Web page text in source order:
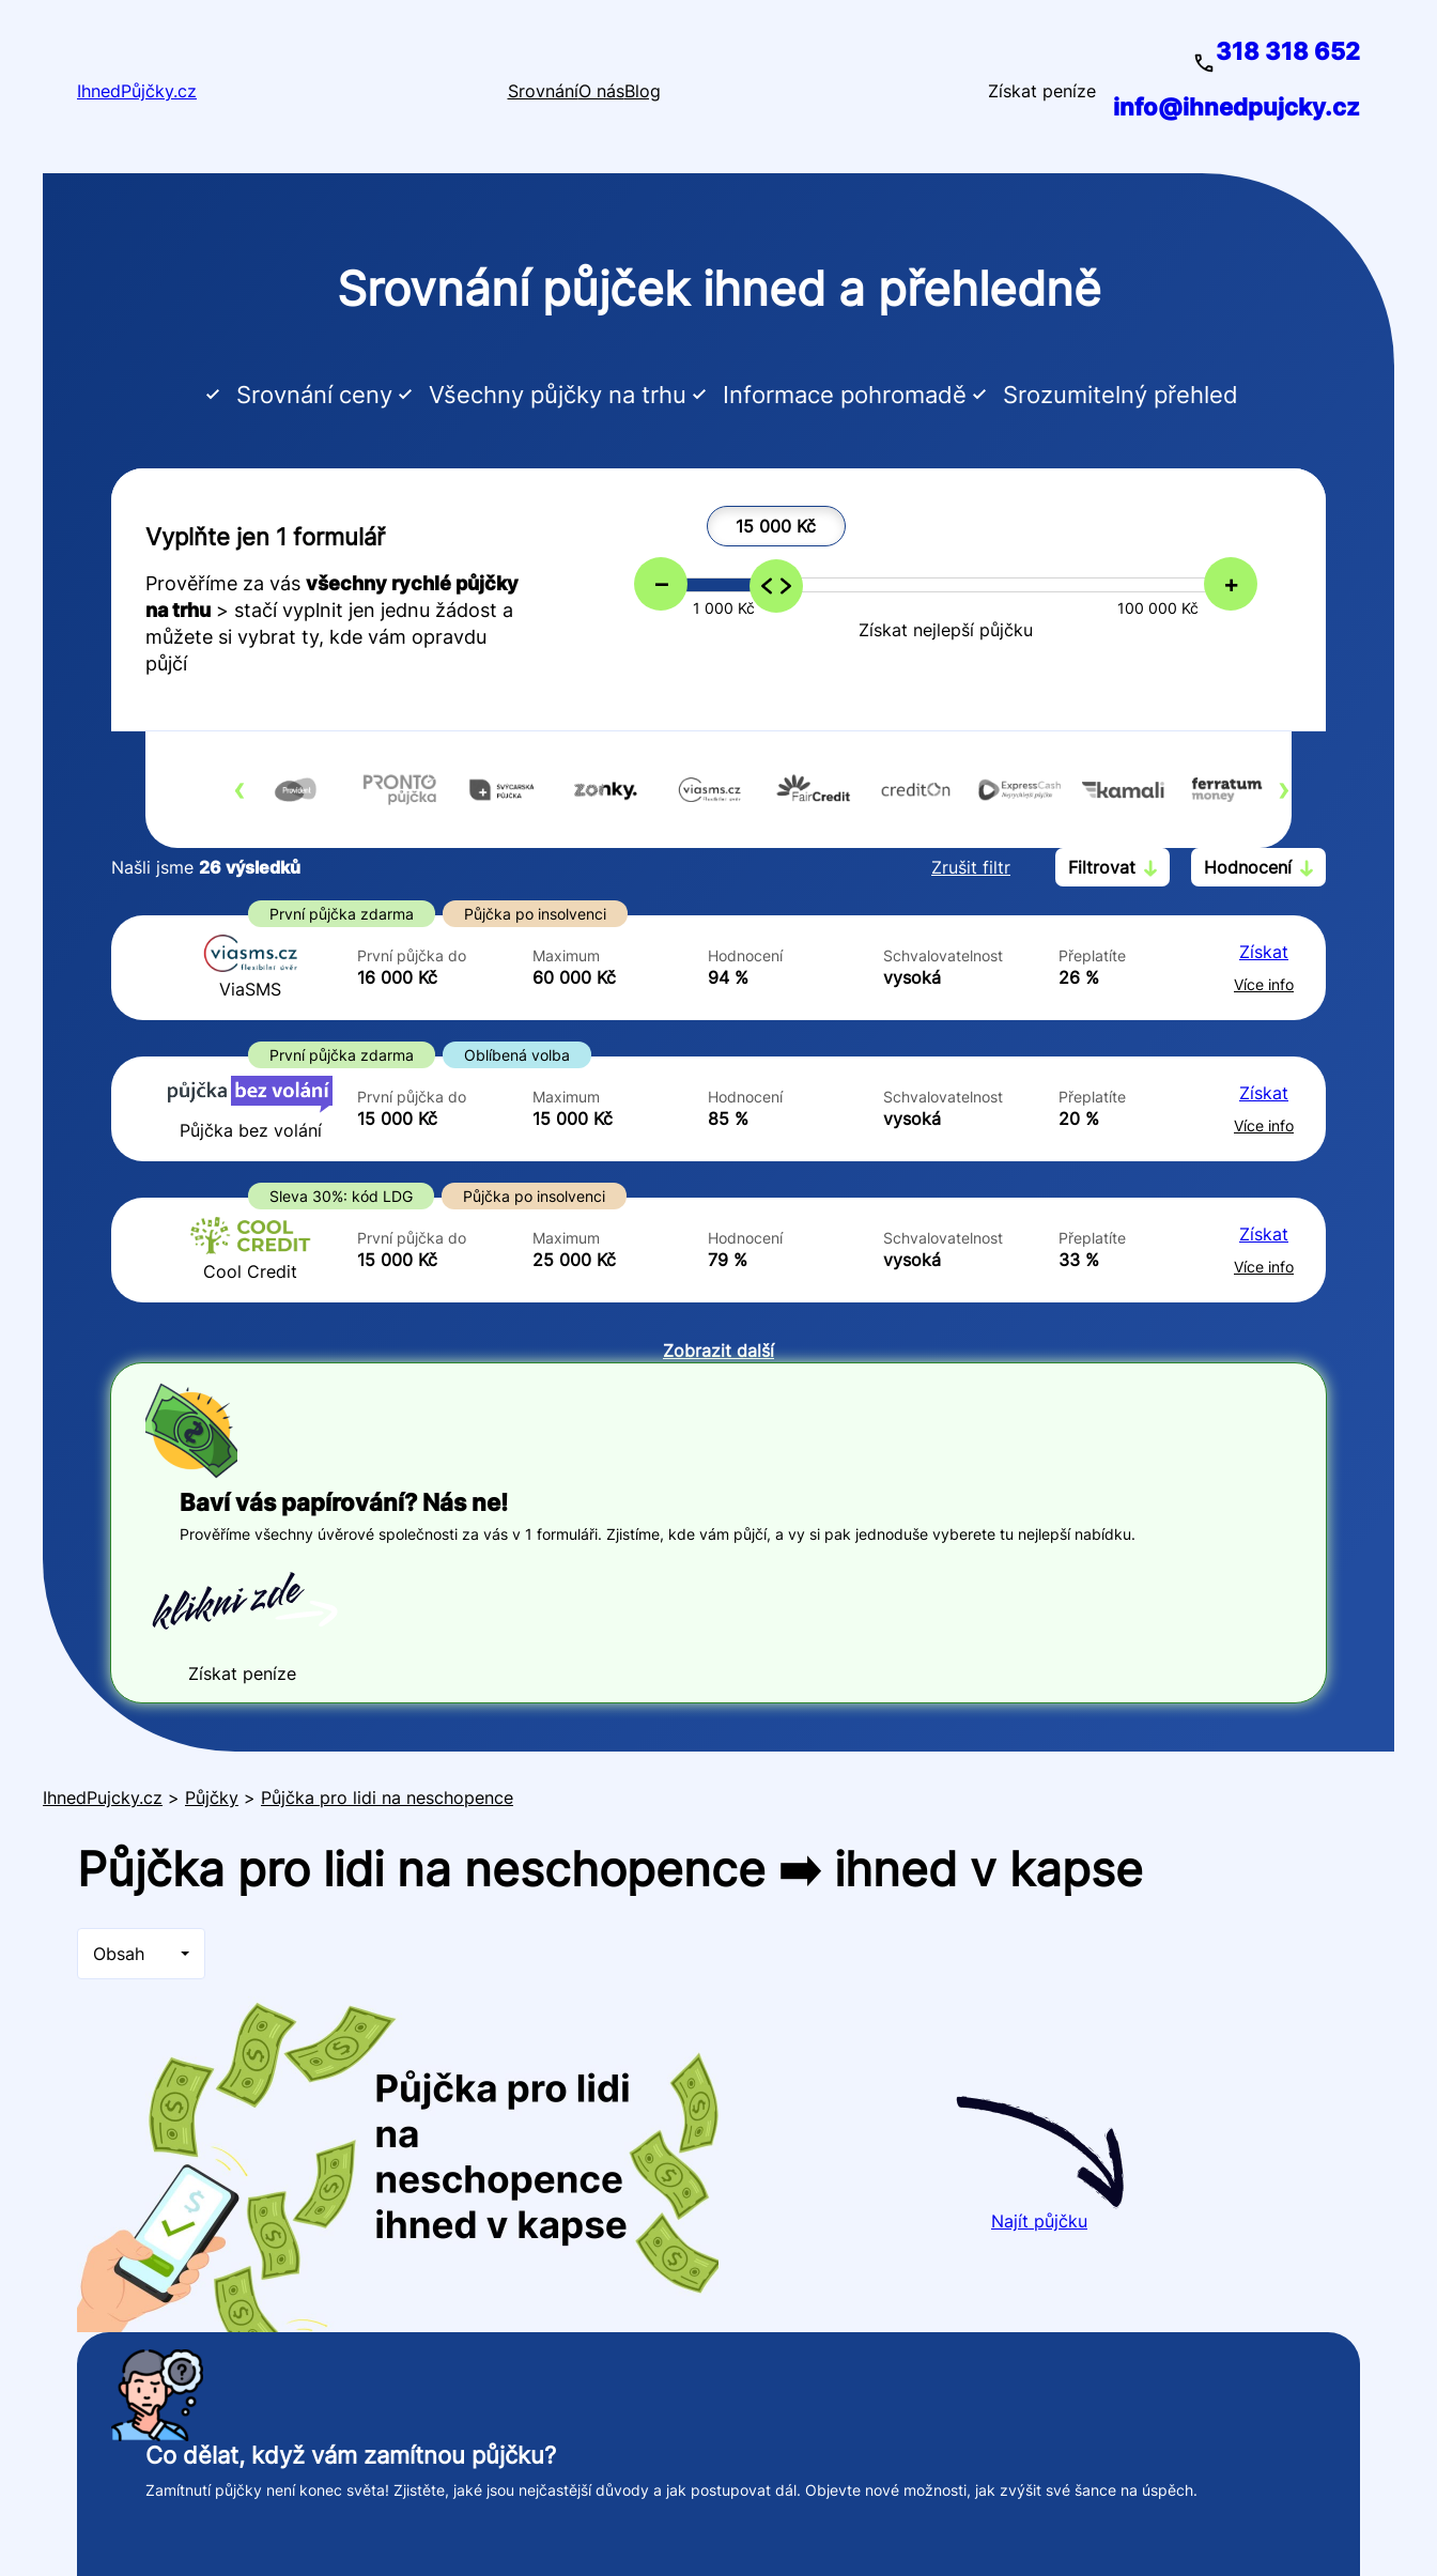
IhnedPůjčky.cz
SrovnáníO násBlog Získat peníze
318 318 652
info@ihnedpujcky.cz
Srovnání půjček ihned a přehledně
Srovnání ceny Všechny půjčky na trhu Informace pohromadě Srozumitelný přehled
Vyplňte jen 1 formulář
Prověříme za vás všechny rychlé půjčky
na trhu > stačí vyplnit jen jednu žádost a
můžete si vybrat ty, kde vám opravdu
půjčí
15 000 Kč
– +
1 000 Kč 100 000 Kč
Získat nejlepší půjčku
‹ ›
Zrušit filtr Filtrovat
Hodnocení
Od
Do
První půjčka zdarma
ano
Ve zkušebce
Našli jsme 26 výsledků
První půjčka zdarma Půjčka po insolvenci
ViaSMS
První půjčka do
16 000 Kč
Maximum
60 000 Kč
Hodnocení
94 %
Schvalovatelnost
vysoká
Přeplatíte
26 %
Získat
Více info
První půjčka zdarma Oblíbená volba
Půjčka bez volání
První půjčka do
15 000 Kč
Maximum
15 000 Kč
Hodnocení
85 %
Schvalovatelnost
vysoká
Přeplatíte
20 %
Získat
Více info
Sleva 30%: kód LDG Půjčka po insolvenci
Cool Credit
První půjčka do
15 000 Kč
Maximum
25 000 Kč
Hodnocení
79 %
Schvalovatelnost
vysoká
Přeplatíte
33 %
Získat
Více info
Zobrazit další
Baví vás papírování? Nás ne!
Prověříme všechny úvěrové společnosti za vás v 1 formuláři. Zjistíme, kde vám půjčí, a vy si pak jednoduše vyberete tu nejlepší nabídku.
Získat peníze
IhnedPujcky.cz > Půjčky > Půjčka pro lidi na neschopence
Půjčka pro lidi na neschopence ➡️ ihned v kapse
Obsah
Najít půjčku
Co dělat, když vám zamítnou půjčku?
Zamítnutí půjčky není konec světa! Zjistěte, jaké jsou nejčastější důvody a jak postupovat dál. Objevte nové možnosti, jak zvýšit své šance na úspěch.